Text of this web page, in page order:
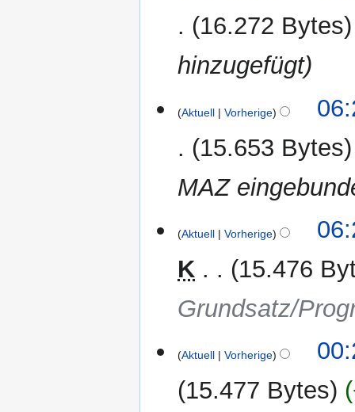
16.272 Bytes
hinzugefügt
Aktuell Vorherige
15.653 Bytes
MAZ
Aktuell Vorherige
K
15.476
Grundsatz/
Aktuell Vorherige
15.477 Bytes